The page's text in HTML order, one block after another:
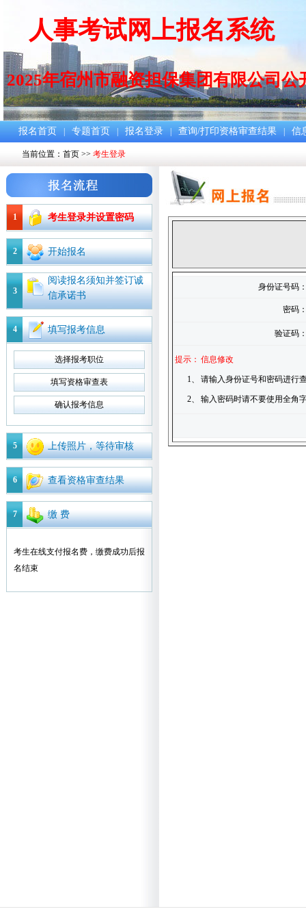
人事考试网上报名系统
2025年宿州市融资担保集团有限公司公
报名首页 专题首页 报名登录 查询/打印资格审查结果 信
当前位置： 首页 >> 考生登录
1 考生登录并设置密码
2 开始报名
3
阅读报名须知并签订诚
信承诺书
4 填写报考信息
选择报考职位
填写资格审查表
确认报考信息
5 上传照片，等待审核
6 查看资格审查结果
7 缴 费
考生在线支付报名费，缴费成功后报
名结束
身份证号码
密码
验证码
提示： 信息修改
1、 请输入身份证号和密码进行
2、 输入密码时请不要使用全角